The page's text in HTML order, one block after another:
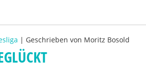
| Geschrieben von Moritz Bosold